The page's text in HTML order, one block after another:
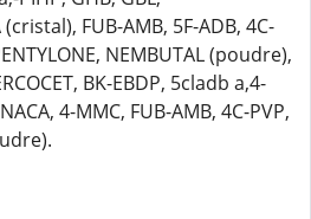
FUB-AMB, 5F-ADB, 4C-
NEMBUTAL (poudre),
BK-EBDP, 5cladb a,4-
4-MMC, FUB-AMB, 4C-PVP,